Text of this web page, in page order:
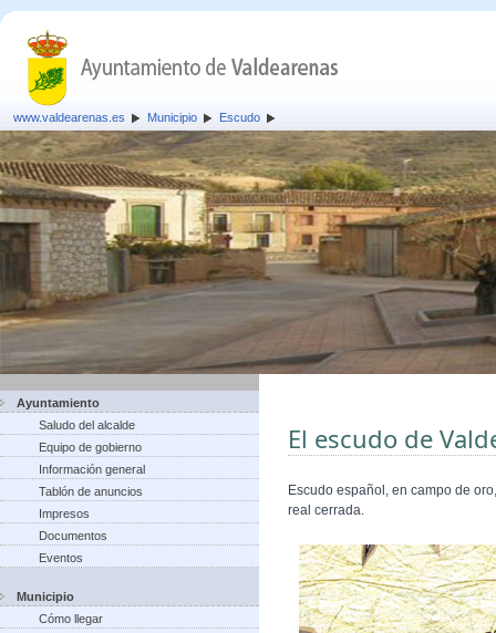
www.valdearenas.es Municipio Escudo
Ayuntamiento
Saludo del alcalde
Equipo de gobierno
Información general
Tablón de anuncios
Impresos
Documentos
Eventos
Municipio
Cómo llegar
El escudo de
Escudo español, en campo de
real cerrada.